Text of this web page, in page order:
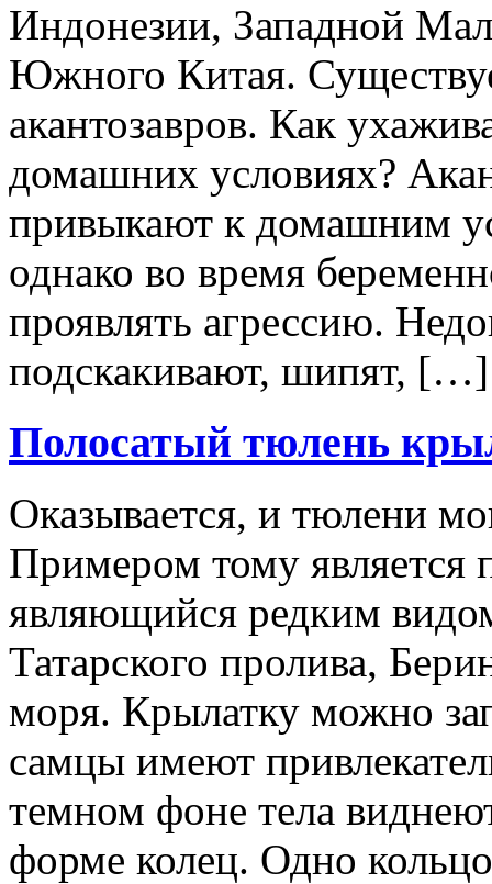
Индонезии, Западной
Южного Китая.
акантозавров. Как
домашних условиях?
привыкают к домашним
однако во время
проявлять агрессию.
подскакивают, шипят, […]
Полосатый тюлень
Оказывается, и тюлени
Примером тому является
являющийся редким
Татарского пролива,
моря. Крылатку можно
самцы имеют
темном фоне тела
форме колец. Одно